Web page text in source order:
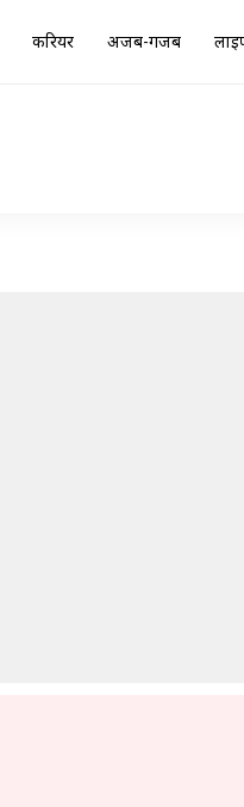
करियर अजब-गजब